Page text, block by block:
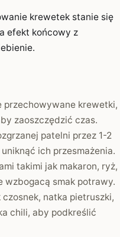
krewetek stanie się
efekt końcowy z
krewetki,
zaoszczędzić czas.
patelni przez 1-2
ich przesmażenia.
takimi jak makaron, ryż,
wzbogacą smak potrawy.
natka pietruszki,
chili, aby podkreślić